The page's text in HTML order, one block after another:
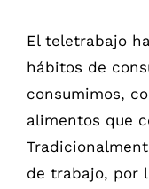
El teletrabajo
hábitos de
consumimos,
alimentos que
de trabajo, por